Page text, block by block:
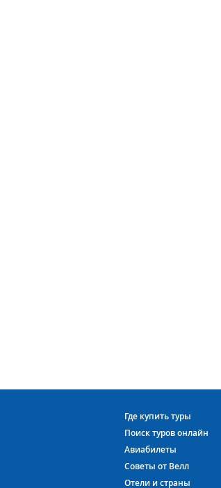
Где купить туры
Поиск туров онлайн
Авиабилеты
Советы от Велл
Отели и страны